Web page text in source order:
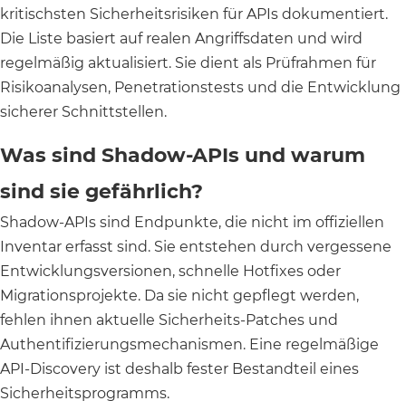
kritischsten Sicherheitsrisiken für APIs dokumentiert.
Die Liste basiert auf realen Angriffsdaten und wird
regelmäßig aktualisiert. Sie dient als Prüfrahmen für
Risikoanalysen, Penetrationstests und die Entwicklung
sicherer Schnittstellen.
Was sind Shadow-APIs und warum
sind sie gefährlich?
Shadow-APIs sind Endpunkte, die nicht im offiziellen
Inventar erfasst sind. Sie entstehen durch vergessene
Entwicklungsversionen, schnelle Hotfixes oder
Migrationsprojekte. Da sie nicht gepflegt werden,
fehlen ihnen aktuelle Sicherheits-Patches und
Authentifizierungsmechanismen. Eine regelmäßige
API-Discovery ist deshalb fester Bestandteil eines
Sicherheitsprogramms.